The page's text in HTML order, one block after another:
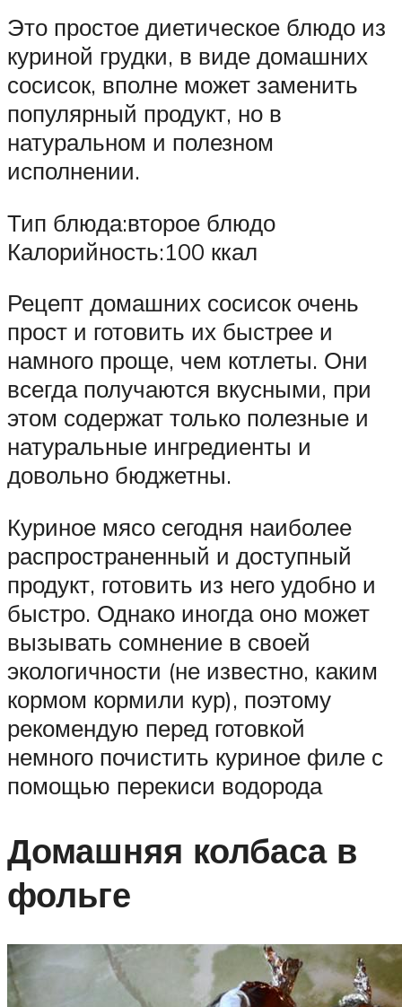
Это простое диетическое блюдо из
куриной грудки, в виде домашних
сосисок, вполне может заменить
популярный продукт, но в
натуральном и полезном
исполнении.
Тип блюда:второе блюдо
Калорийность:100 ккал
Рецепт домашних сосисок очень
прост и готовить их быстрее и
намного проще, чем котлеты. Они
всегда получаются вкусными, при
этом содержат только полезные и
натуральные ингредиенты и
довольно бюджетны.
Куриное мясо сегодня наиболее
распространенный и доступный
продукт, готовить из него удобно и
быстро. Однако иногда оно может
вызывать сомнение в своей
экологичности (не известно, каким
кормом кормили кур), поэтому
рекомендую перед готовкой
немного почистить куриное филе с
помощью перекиси водорода
Домашняя колбаса в
фольге